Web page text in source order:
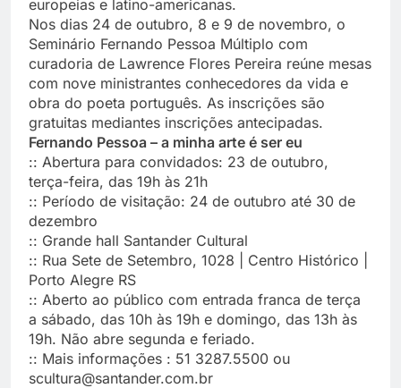
europeias e latino-americanas.
Nos dias 24 de outubro, 8 e 9 de novembro, o
Seminário Fernando Pessoa Múltiplo com
curadoria de Lawrence Flores Pereira reúne mesas
com nove ministrantes conhecedores da vida e
obra do poeta português. As inscrições são
gratuitas mediantes inscrições antecipadas.
Fernando Pessoa – a minha arte é ser eu
:: Abertura para convidados: 23 de outubro,
terça-feira, das 19h às 21h
:: Período de visitação: 24 de outubro até 30 de
dezembro
:: Grande hall Santander Cultural
:: Rua Sete de Setembro, 1028 | Centro Histórico |
Porto Alegre RS
:: Aberto ao público com entrada franca de terça
a sábado, das 10h às 19h e domingo, das 13h às
19h. Não abre segunda e feriado.
:: Mais informações : 51 3287.5500 ou
scultura@santander.com.br